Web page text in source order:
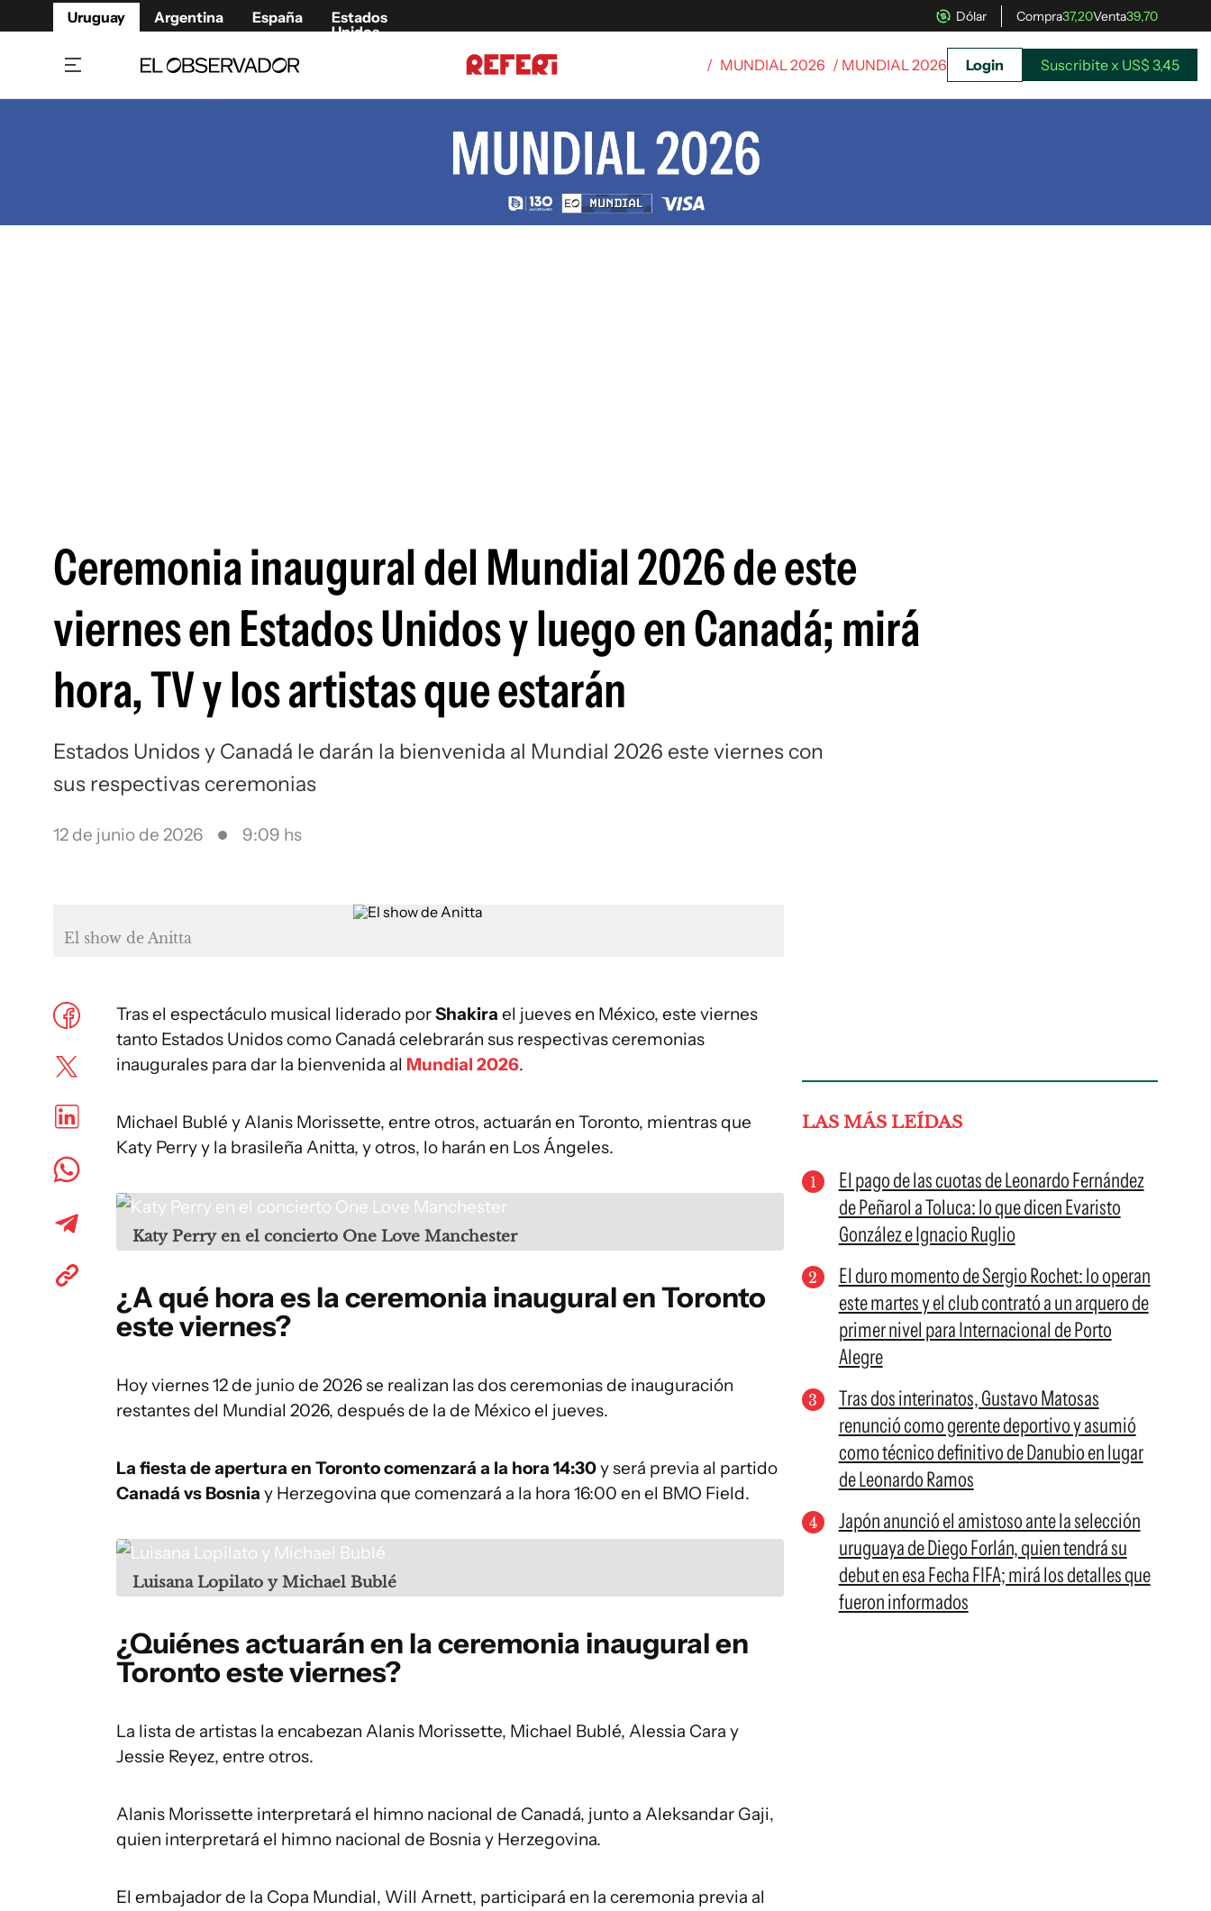
Uruguay Argentina España
Estados
Unidos
Dólar Compra37,20Venta39,70
/ MUNDIAL 2026 / MUNDIAL 2026 Login Suscribite x US$ 3,45
Ceremonia inaugural del Mundial 2026 de este
viernes en Estados Unidos y luego en Canadá; mirá
hora, TV y los artistas que estarán
Estados Unidos y Canadá le darán la bienvenida al Mundial 2026 este viernes con
sus respectivas ceremonias
12 de junio de 2026 9:09 hs
El show de Anitta
Tras el espectáculo musical liderado porShakira el jueves en México, este viernes
tanto Estados Unidos como Canadá celebrarán sus respectivas ceremonias
inaugurales para dar la bienvenida al Mundial 2026.
Michael Bublé y Alanis Morissette, entre otros, actuarán en Toronto, mientras que
Katy Perry y la brasileña Anitta, y otros, lo harán en Los Ángeles.
Katy Perry en el concierto One Love Manchester
¿A qué hora es la ceremonia inaugural en Toronto
este viernes?
Hoy viernes 12 de junio de 2026 se realizan las dos ceremonias de inauguración
restantes del Mundial 2026, después de la de México el jueves.
La fiesta de apertura en Toronto comenzará a la hora 14:30y será previa al partido
Canadá vs Bosnia y Herzegovina que comenzará a la hora 16:00 en el BMO Field.
Luisana Lopilato y Michael Bublé
¿Quiénes actuarán en la ceremonia inaugural en
Toronto este viernes?
La lista de artistas la encabezan Alanis Morissette, Michael Bublé, Alessia Cara y
Jessie Reyez, entre otros.
Alanis Morissette interpretará el himno nacional de Canadá, junto a Aleksandar Gaji,
quien interpretará el himno nacional de Bosnia y Herzegovina.
El embajador de la Copa Mundial, Will Arnett, participará en la ceremonia previa al
LAS MÁS LEÍDAS
El pago de las cuotas de Leonardo Fernández
de Peñarol a Toluca: lo que dicen Evaristo
González e Ignacio Ruglio
El duro momento de Sergio Rochet: lo operan
este martes y el club contrató a un arquero de
primer nivel para Internacional de Porto
Alegre
Tras dos interinatos, Gustavo Matosas
renunció como gerente deportivo y asumió
como técnico definitivo de Danubio en lugar
de Leonardo Ramos
Japón anunció el amistoso ante la selección
uruguaya de Diego Forlán, quien tendrá su
debut en esa Fecha FIFA; mirá los detalles que
fueron informados